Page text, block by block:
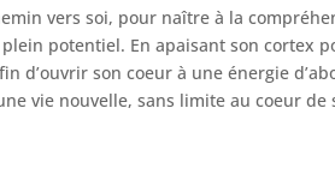
vers soi, pour naître à la
potentiel. En apaisant son cortex
d’ouvrir son coeur à une énergie
vie nouvelle, sans limite au coeur de